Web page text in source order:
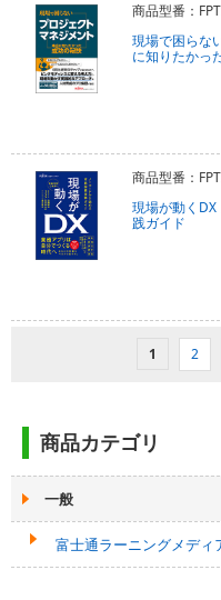
商品型番：
現場で困らな
に知りたかっ
商品型番：
現場が動く
践ガイド
1 2
商品カテゴリ
一般
富士通ラーニングメディ